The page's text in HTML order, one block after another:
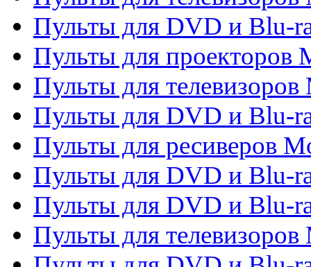
Пульты для DVD и Blu-
Пульты для проекторов
Пульты для
Пульты для DVD и Blu-
Пульты для ресиверов
Пульты для DVD и Blu-
Пульты для DVD и Blu-
Пульты для телевизоров